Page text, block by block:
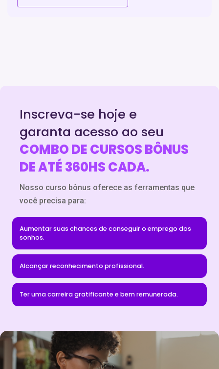
Inscreva-se hoje e
garanta acesso ao seu
COMBO DE CURSOS BÔNUS
DE ATÉ 360HS CADA.
Nosso curso bônus oferece as ferramentas que
você precisa para:
Aumentar suas chances de conseguir o emprego dos
sonhos.
Alcançar reconhecimento profissional.
Ter uma carreira gratificante e bem remunerada.